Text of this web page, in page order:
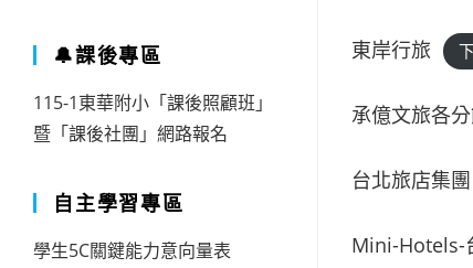
東岸行旅
承億文旅各
台北旅店集團
Mini-Hotels-
🔔課後專區
115-1東華附小「課後照顧班」
暨「課後社團」網路報名
自主學習專區
學生5C關鍵能力意向量表